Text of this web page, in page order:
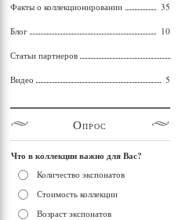
Факты о коллекционировании 35
Блог 10
Статьи партнеров
Видео 5
Опрос
Что в коллекции важно для Вас?
Количество экспонатов
Стоимость коллекции
Возраст экспонатов